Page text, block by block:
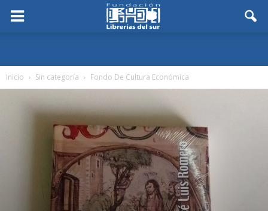
Inicio Sin categoría Fondo De Cultura Económica